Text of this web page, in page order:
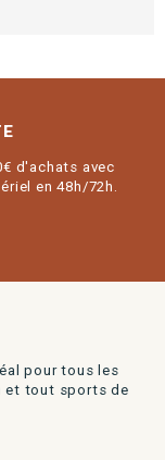
d'achats avec
en 48h/72h.
pour tous les
et tout sports de